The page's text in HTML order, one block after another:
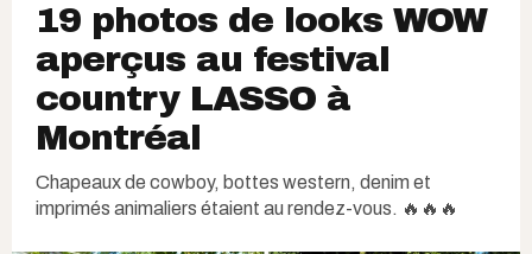
19 photos de looks WOW
aperçus au festival
country LASSO à
Montréal
Chapeaux de cowboy, bottes western, denim et
imprimés animaliers étaient au rendez-vous. 🔥🔥🔥